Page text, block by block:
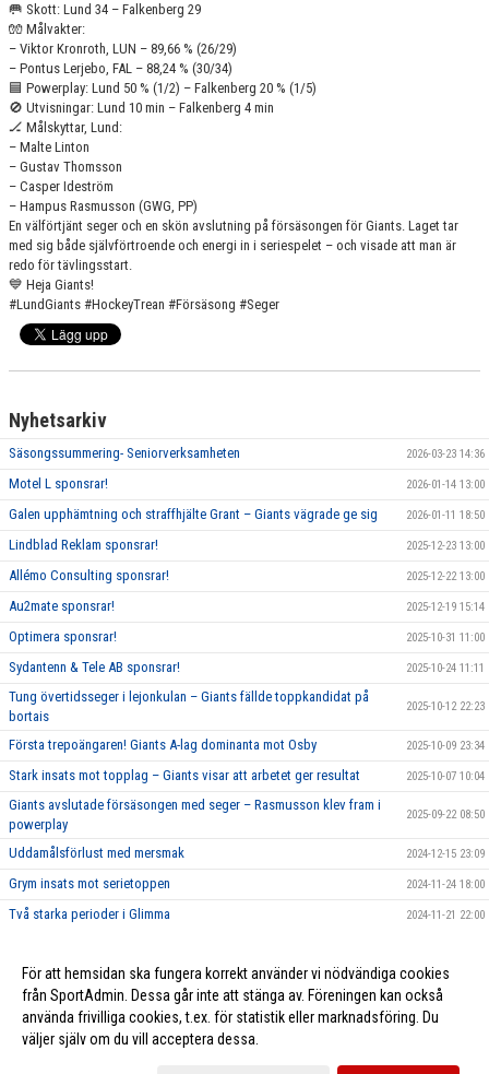
🥅 Skott: Lund 34 – Falkenberg 29
🧤 Målvakter:
– Viktor Kronroth, LUN – 89,66 % (26/29)
– Pontus Lerjebo, FAL – 88,24 % (30/34)
🟦 Powerplay: Lund 50 % (1/2) – Falkenberg 20 % (1/5)
🚫 Utvisningar: Lund 10 min – Falkenberg 4 min
🏒 Målskyttar, Lund:
– Malte Linton
– Gustav Thomsson
– Casper Ideström
– Hampus Rasmusson (GWG, PP)
En välförtjänt seger och en skön avslutning på försäsongen för Giants. Laget tar
med sig både självförtroende och energi in i seriespelet – och visade att man är
redo för tävlingsstart.
💙 Heja Giants!
#LundGiants #HockeyTrean #Försäsong #Seger
Nyhetsarkiv
Säsongssummering- Seniorverksamheten 2026-03-23 14:36
Motel L sponsrar! 2026-01-14 13:00
Galen upphämtning och straffhjälte Grant – Giants vägrade ge sig 2026-01-11 18:50
Lindblad Reklam sponsrar! 2025-12-23 13:00
Allémo Consulting sponsrar! 2025-12-22 13:00
Au2mate sponsrar! 2025-12-19 15:14
Optimera sponsrar! 2025-10-31 11:00
Sydantenn & Tele AB sponsrar! 2025-10-24 11:11
Tung övertidsseger i lejonkulan – Giants fällde toppkandidat på
bortais
2025-10-12 22:23
Första trepoängaren! Giants A-lag dominanta mot Osby 2025-10-09 23:34
Stark insats mot topplag – Giants visar att arbetet ger resultat 2025-10-07 10:04
Giants avslutade försäsongen med seger – Rasmusson klev fram i
powerplay
2025-09-22 08:50
Uddamålsförlust med mersmak 2024-12-15 23:09
Grym insats mot serietoppen 2024-11-24 18:00
Två starka perioder i Glimma 2024-11-21 22:00
Veterancup 2024 2024-03-28 14:00
För att hemsidan ska fungera korrekt använder vi nödvändiga cookies
från SportAdmin. Dessa går inte att stänga av. Föreningen kan också
använda frivilliga cookies, t.ex. för statistik eller marknadsföring. Du
väljer själv om du vill acceptera dessa.